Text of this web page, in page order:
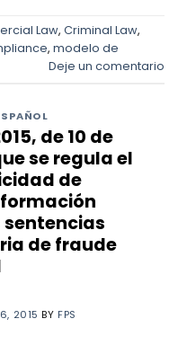
Law, Criminal Law,
, modelo de
Deje un comentario
de 10 de
se regula el
de
de fraude
2015 BY FPS